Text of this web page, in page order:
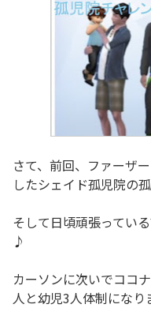
さて、前回、ファーザ
したシェイド孤児院の孤
そして日頃頑張ってい
♪
カーソンに次いでココ
人と幼児3人体制になり